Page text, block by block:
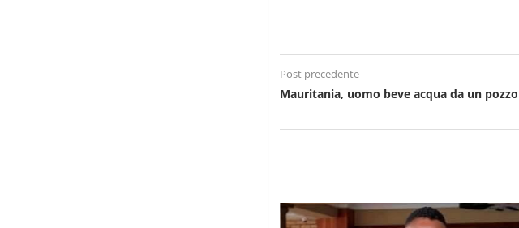
Post precedente
Mauritania, uomo beve acqua da un pozzo